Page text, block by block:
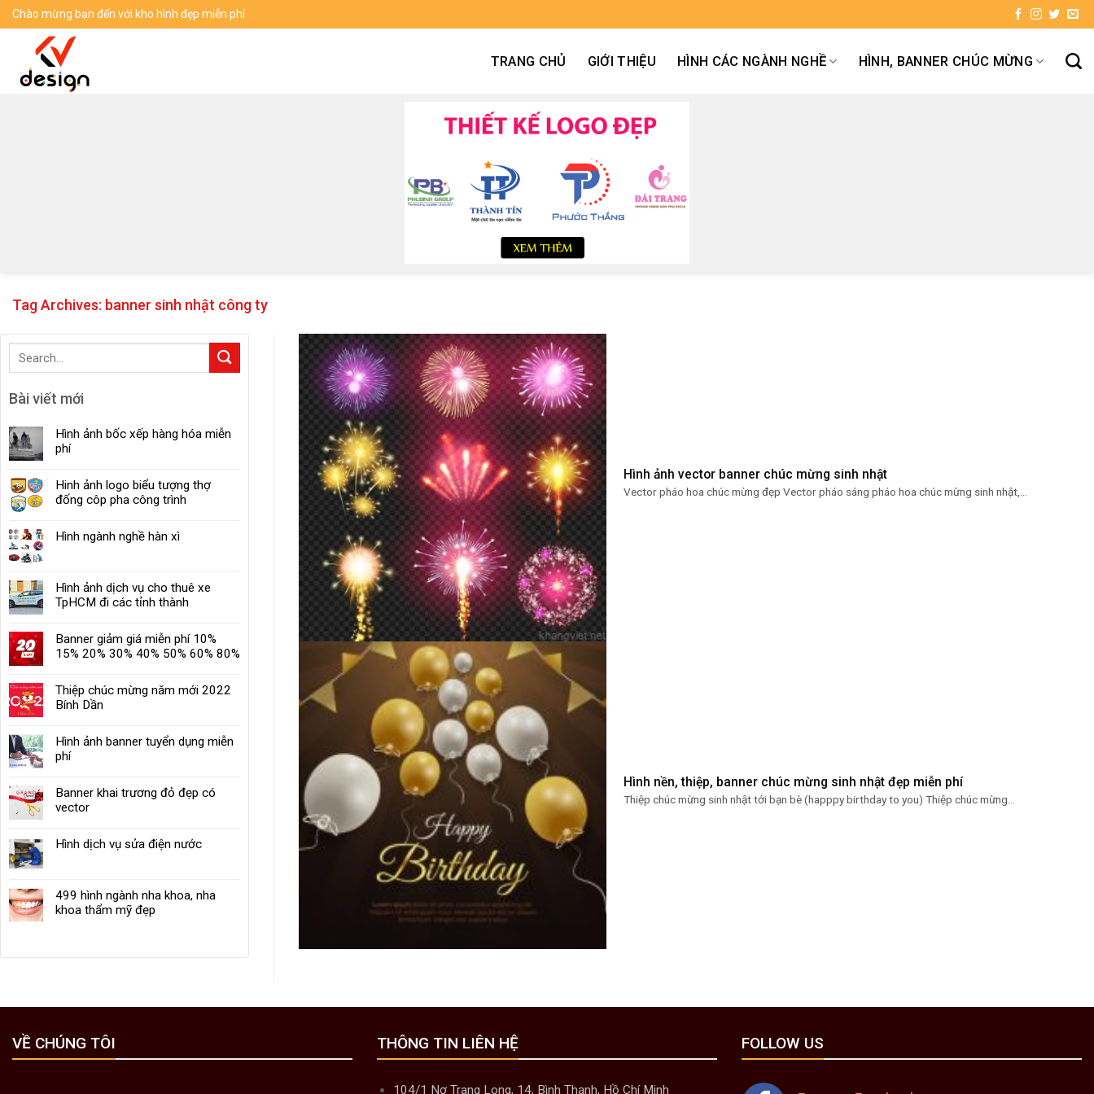
Skip
to
content
Chào mừng bạn đến với kho hình đẹp miễn phí
TRANG CHỦ GIỚI THIỆU HÌNH CÁC NGÀNH NGHỀ HÌNH, BANNER CHÚC MỪNG
Tag Archives: banner sinh nhật công ty
Bài viết mới
Hình ảnh bốc xếp hàng hóa miễn
phí
Hinh ảnh logo biểu tượng thợ
đống côp pha công trình
Hình ngành nghề hàn xì
Hình ảnh dịch vụ cho thuê xe
TpHCM đi các tỉnh thành
Banner giảm giá miễn phí 10%
15% 20% 30% 40% 50% 60% 80%
Thiệp chúc mừng năm mới 2022
Bính Dần
Hình ảnh banner tuyển dụng miễn
phí
Banner khai trương đỏ đẹp có
vector
Hình dịch vụ sửa điện nước
499 hình ngành nha khoa, nha
khoa thẩm mỹ đẹp
Hình ảnh vector banner chúc mừng sinh nhật
Vector pháo hoa chúc mừng đẹp Vector pháo sáng pháo hoa chúc mừng sinh nhật,...
Hình nền, thiệp, banner chúc mừng sinh nhật đẹp miễn phí
Thiệp chúc mừng sinh nhật tới bạn bè (happpy birthday to you) Thiệp chúc mừng...
VỀ CHÚNG TÔI THÔNG TIN LIÊN HỆ
104/1 Nơ Trang Long, 14, Bình Thạnh, Hồ Chí Minh
FOLLOW US